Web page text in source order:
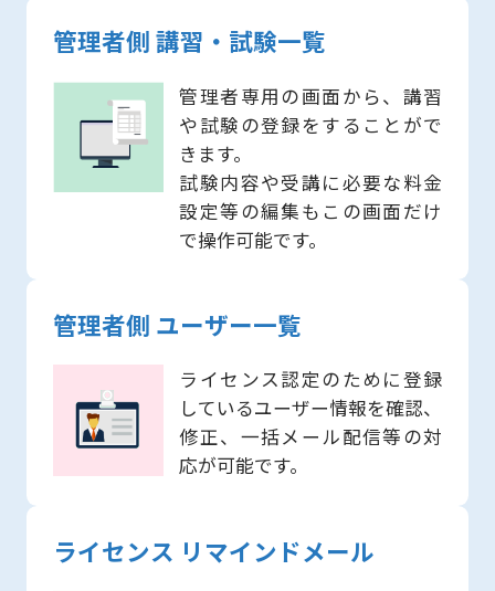
管理者側 講習・試験一覧
管理者専用の画面から、講習
や試験の登録をすることがで
きます。
試験内容や受講に必要な料金
設定等の編集もこの画面だけ
で操作可能です。
管理者側 ユーザー一覧
ライセンス認定のために登録
しているユーザー情報を確認、
修正、一括メール配信等の対
応が可能です。
ライセンス リマインドメール